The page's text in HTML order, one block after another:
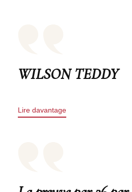
WILSON TEDDY
Lire davantage